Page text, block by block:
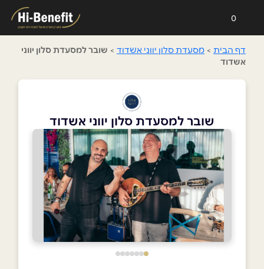
0
דף הבית > מסעדת סלון יווני אשדוד > שובר למסעדת סלון יווני
אשדוד
שובר למסעדת סלון יווני אשדוד